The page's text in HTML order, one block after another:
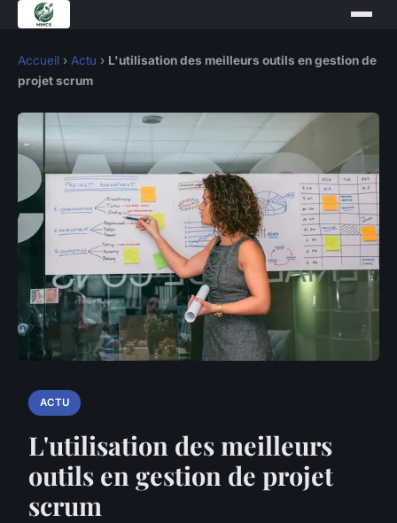
Accueil › Actu › L'utilisation des meilleurs outils en gestion de
projet scrum
ACTU
L'utilisation des meilleurs
outils en gestion de projet
scrum